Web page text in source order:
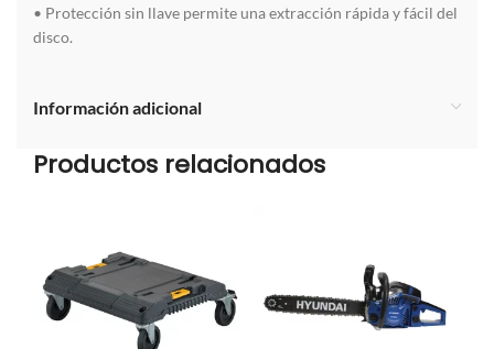
• Protección sin llave permite una extracción rápida y fácil del
disco.
Información adicional
Productos relacionados